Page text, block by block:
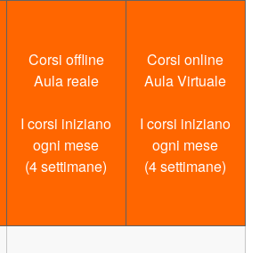
Corsi offline
Aula reale
I corsi iniziano
ogni mese
(4 settimane)
Corsi online
Aula Virtuale
I corsi iniziano
ogni mese
(4 settimane)